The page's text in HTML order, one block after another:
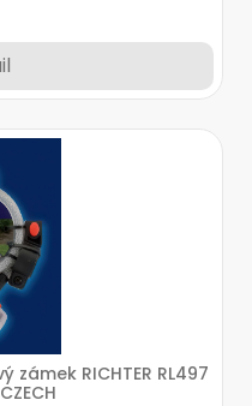
RICHTER RL497